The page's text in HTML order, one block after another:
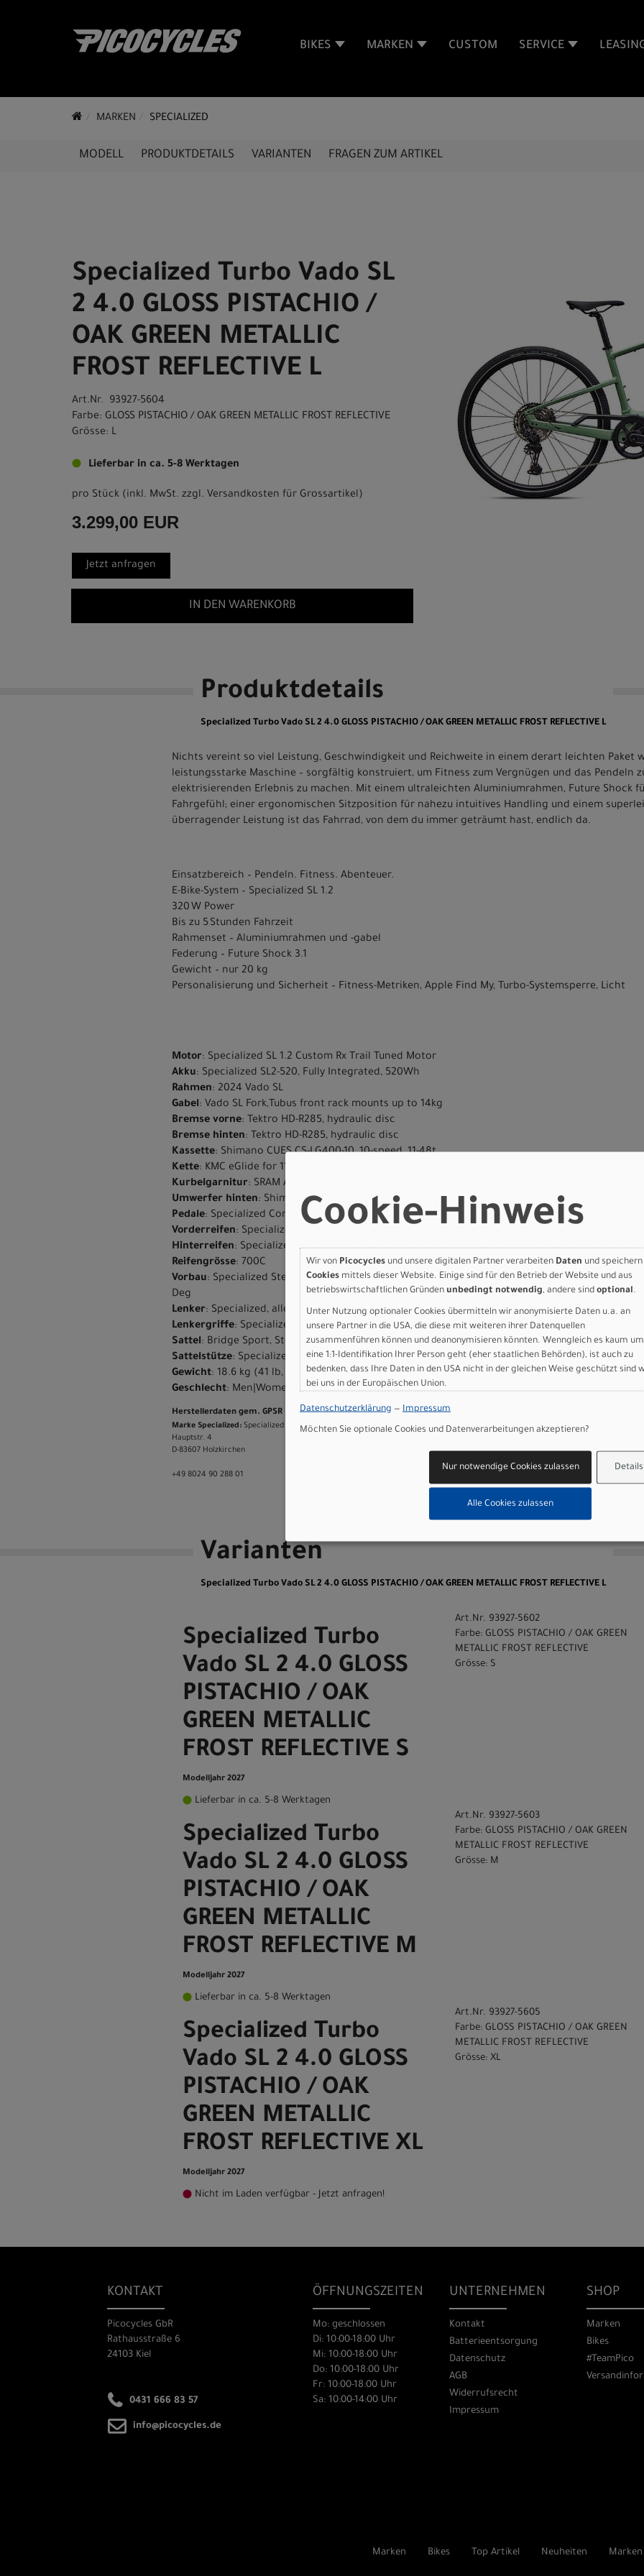
BIKES MARKEN CUSTOM SERVICE
MARKEN SPECIALIZED
MODELL PRODUKTDETAILS VARIANTEN FRAGEN ZUM ARTIKEL
Specialized Turbo Vado SL
2 4.0 GLOSS PISTACHIO /
OAK GREEN METALLIC
FROST REFLECTIVE L
Art.Nr. 93927-5604
Farbe: GLOSS PISTACHIO / OAK GREEN METALLIC FROST REFLECTIVE
Grösse: L
Lieferbar in ca. 5-8 Werktagen
pro Stück (inkl. MwSt. zzgl. Versandkosten für Grossartikel)
3.299,00 EUR
Jetzt anfragen
IN DEN WARENKORB
Produktdetails
Specialized Turbo Vado SL 2 4.0 GLOSS PISTACHIO / OAK GREEN METALLIC FROST REFLECTIVE L
Nichts vereint so viel Leistung, Geschwindigkeit und Reichweite in einem derart leichten Paket
leistungsstarke Maschine – sorgfältig konstruiert, um Fitness zum Vergnügen und das Pendeln
elektrisierenden Erlebnis zu machen. Mit einem ultraleichten Aluminiumrahmen, Future Shock
Fahrgefühl; einer ergonomischen Sitzposition für nahezu intuitives Handling und einem
überragender Leistung ist das Fahrrad, von dem du immer geträumt hast, endlich da.
Einsatzbereich – Pendeln. Fitness. Abenteuer.
E-Bike-System – Specialized SL 1.2
320 W Power
Bis zu 5 Stunden Fahrzeit
Rahmenset – Aluminiumrahmen und -gabel
Federung – Future Shock 3.1
Gewicht – nur 20 kg
Personalisierung und Sicherheit – Fitness-Metriken, Apple Find My, Turbo-Systemsperre, Licht
Motor: Specialized SL 1.2 Custom Rx Trail Tuned Motor
Akku: Specialized SL2-520, Fully Integrated, 520Wh
Rahmen: 2024 Vado SL
Gabel: Vado SL Fork,Tubus front rack mounts up to 14kg
Bremse vorne: Tektro HD-R285, hydraulic disc
Bremse hinten: Tektro HD-R285, hydraulic disc
Kassette: Shimano CUES CS-LG400-10, 10-speed, 11-48t
Kette: KMC eGlide for 11-Speed CUES
Kurbelgarnitur: SRAM Alloy Crankset, DUB interface
Umwerfer hinten: Shimano CUES 11-speed w/ Shadow Plus
Pedale: Specialized Commuter w/ grip tape & reflectors
Vorderreifen: Specialized Hemisphere flat protection, Reflective side walls, Wirebead, All
Hinterreifen: Specialized Hemisphere flat protection, Reflective side walls, Wirebead, All
Reifengrösse: 700C
Vorbau: Specialized Stealth Stem, Alloy, 31.8mm, Integrated Display And Light Mount, Size S:
Deg
Lenker: Specialized, alloy, 9-degree backsweep, 15mm rise, 31.8mm
Lenkergriffe: Specialized Body Geometry
Sattel: Bridge Sport, Steel rails, 155mm
Sattelstütze: Specialized, alloy, single bolt, 21mm offset, 27.2mm
Gewicht: 18.6 kg (41 lb, 0.1 oz)
Geschlecht: Men|Women
Herstellerdaten gem. GPSR
Marke Specialized: Specialized Germany GmbH
Hauptstr. 4
D-83607 Holzkirchen
+49 8024 90 288 01
Varianten
Specialized Turbo Vado SL 2 4.0 GLOSS PISTACHIO / OAK GREEN METALLIC FROST REFLECTIVE L
Specialized Turbo
Vado SL 2 4.0 GLOSS
PISTACHIO / OAK
GREEN METALLIC
FROST REFLECTIVE S
Modelljahr 2027
Lieferbar in ca. 5-8 Werktagen
Art.Nr. 93927-5602
Farbe: GLOSS PISTACHIO / OAK GREEN
METALLIC FROST REFLECTIVE
Grösse: S
Specialized Turbo
Vado SL 2 4.0 GLOSS
PISTACHIO / OAK
GREEN METALLIC
FROST REFLECTIVE M
Modelljahr 2027
Lieferbar in ca. 5-8 Werktagen
Art.Nr. 93927-5603
Farbe: GLOSS PISTACHIO / OAK GREEN
METALLIC FROST REFLECTIVE
Grösse: M
Specialized Turbo
Vado SL 2 4.0 GLOSS
PISTACHIO / OAK
GREEN METALLIC
FROST REFLECTIVE XL
Modelljahr 2027
Nicht im Laden verfügbar - Jetzt anfragen!
Art.Nr. 93927-5605
Farbe: GLOSS PISTACHIO / OAK GREEN
METALLIC FROST REFLECTIVE
Grösse: XL
KONTAKT
Picocycles GbR
Rathausstraße 6
24103 Kiel
0431 666 83 57
info@picocycles.de
ÖFFNUNGSZEITEN
Mo: geschlossen
Di: 10:00-18:00 Uhr
Mi: 10:00-18:00 Uhr
Do: 10:00-18:00 Uhr
Fr: 10:00-18:00 Uhr
Sa: 10:00-14:00 Uhr
UNTERNEHMEN
Kontakt
Batterieentsorgung
Datenschutz
AGB
Widerrufsrecht
Impressum
SHOP
Marken
Bikes
#TeamPico
Marken Bikes Top Artikel Neuheiten Marken
Cookie-Hinweis
Wir von Picocycles und unsere digitalen Partner verarbeiten Daten und speichern
Cookies mittels dieser Website. Einige sind für den Betrieb der Website und aus
betriebswirtschaftlichen Gründen unbedingt notwendig, andere sind optional.
Unter Nutzung optionaler Cookies übermitteln wir anonymisierte Daten u.a. an
unsere Partner in die USA, die diese mit weiteren ihrer Datenquellen
zusammenführen können und deanonymisieren könnten. Wenngleich es kaum um
eine 1:1-Identifikation Ihrer Person geht (eher staatlichen Behörden), ist auch zu
bedenken, dass Ihre Daten in den USA nicht in der gleichen Weise geschützt sind
bei uns in der Europäischen Union.
Datenschutzerklärung — Impressum
Möchten Sie optionale Cookies und Datenverarbeitungen akzeptieren?
Details
Nur notwendige Cookies zulassen
Alle Cookies zulassen